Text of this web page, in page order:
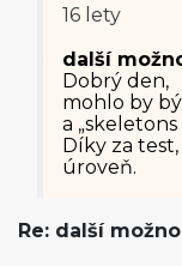
16 lety
další
Dobrý den,
mohlo by
a
Díky za
úroveň.
Re: další